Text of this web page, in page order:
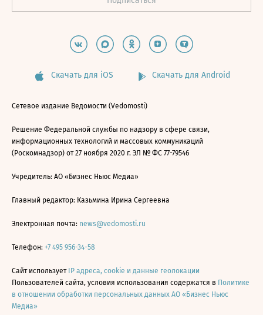
Скачать для iOS Скачать для Android
Сетевое издание Ведомости (Vedomosti)
Решение Федеральной службы по надзору в сфере связи,
информационных технологий и массовых коммуникаций
(Роскомнадзор) от 27 ноября 2020 г. ЭЛ № ФС 77-79546
Учредитель: АО «Бизнес Ньюс Медиа»
Главный редактор: Казьмина Ирина Сергеевна
Электронная почта: news@vedomosti.ru
Телефон: +7 495 956-34-58
Сайт использует IP адреса, cookie и данные геолокации
Пользователей сайта, условия использования содержатся в Политике
в отношении обработки персональных данных АО «Бизнес Ньюс
Медиа»